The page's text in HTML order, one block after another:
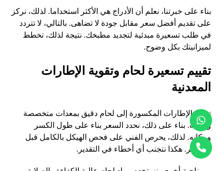
بناء على خبرتنا، نعلم أن الأدراج هي الأكثر استخداما. لذلك، نركز
على تقديم أفضل سعر مقابل جودة لا تضاهى. بالتالي، لا تتردد
في طلب تسعيرة مبدئية لتجديد مطبخك. نتيجة لذلك، تخطط
لميزانيتك بكل وضوح.
تقييم تسعيرة لحام وتقوية الإطارات
المعدنية
تحتاج الإطارات المكسورة إلى لحام دقيق بمعدات متخصصة
وحديثة. بناء على ذلك، نحدد السعر بناء على طول الكسر
ومكانه. لذلك، يحرص الفني على فحص الهيكل بالكامل قبل
التسعير. هكذا نتجنب أي أخطاء في التقدير.